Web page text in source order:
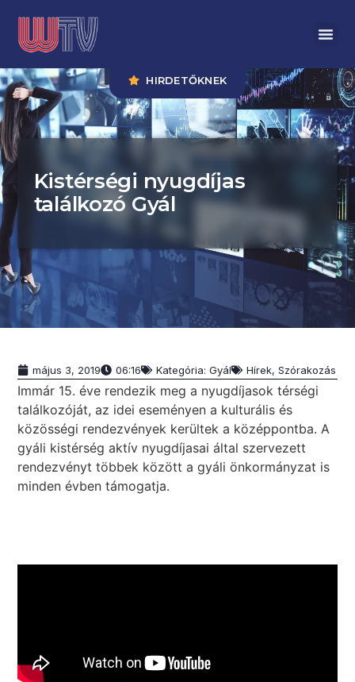
HIRDETŐKNEK
Kistérségi nyugdíjas
találkozó Gyál
május 3, 2019 06:16 Kategória: Gyál Hírek,Szórakozás
Immár 15. éve rendezik meg a nyugdíjasok térségi
találkozóját, az idei eseményen a kulturális és
közösségi rendezvények kerültek a középpontba. A
gyáli kistérség aktív nyugdíjasai által szervezett
rendezvényt többek között a gyáli önkormányzat is
minden évben támogatja.